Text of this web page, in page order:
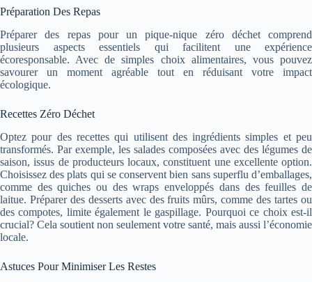
Préparation Des Repas
Préparer des repas pour un pique-nique zéro déchet comprend
plusieurs aspects essentiels qui facilitent une expérience
écoresponsable. Avec de simples choix alimentaires, vous pouvez
savourer un moment agréable tout en réduisant votre impact
écologique.
Recettes Zéro Déchet
Optez pour des recettes qui utilisent des ingrédients simples et peu
transformés. Par exemple, les salades composées avec des légumes de
saison, issus de producteurs locaux, constituent une excellente option.
Choisissez des plats qui se conservent bien sans superflu d’emballages,
comme des quiches ou des wraps enveloppés dans des feuilles de
laitue. Préparer des desserts avec des fruits mûrs, comme des tartes ou
des compotes, limite également le gaspillage. Pourquoi ce choix est-il
crucial? Cela soutient non seulement votre santé, mais aussi l’économie
locale.
Astuces Pour Minimiser Les Restes